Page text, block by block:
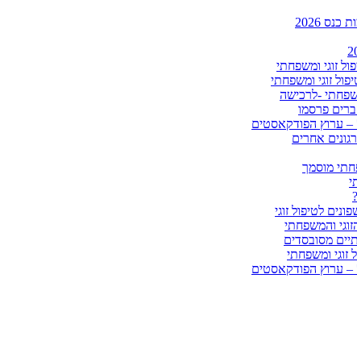
2026
זוגי ומשפחתי
זוגי ומשפחתי
-לרכישה
פרסמו
– ערוץ הפודקאסטים
אחרים
מוסמך
לטיפול זוגי
והמשפחתי
מסובסדים
זוגי ומשפחתי
– ערוץ הפודקאסטים